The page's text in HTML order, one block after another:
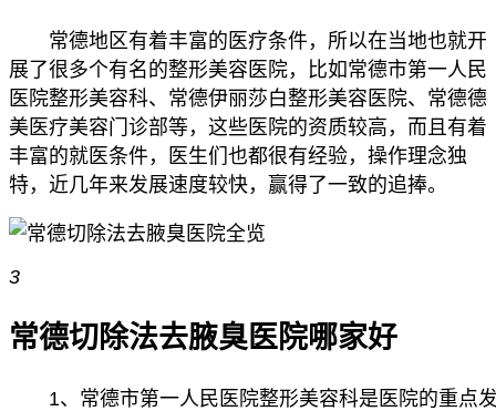
常德地区有着丰富的医疗条件，所以在当地也就开
展了很多个有名的整形美容医院，比如常德市第一人民
医院整形美容科、常德伊丽莎白整形美容医院、常德德
美医疗美容门诊部等，这些医院的资质较高，而且有着
丰富的就医条件，医生们也都很有经验，操作理念独
特，近几年来发展速度较快，赢得了一致的追捧。
3
常德切除法去腋臭医院哪家好
1、常德市第一人民医院整形美容科是医院的重点